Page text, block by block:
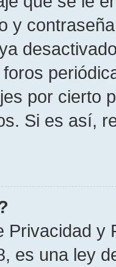
y
por cierto
Si es así,
Privacidad
es una ley